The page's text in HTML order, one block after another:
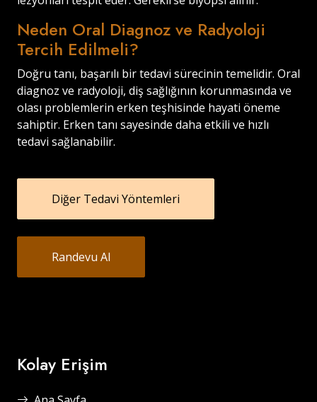
Neden Oral Diagnoz ve Radyoloji
Tercih Edilmeli?
Doğru tanı, başarılı bir tedavi sürecinin temelidir. Oral
diagnoz ve radyoloji, diş sağlığının korunmasında ve
olası problemlerin erken teşhisinde hayati öneme
sahiptir. Erken tanı sayesinde daha etkili ve hızlı
tedavi sağlanabilir.
Diğer Tedavi Yöntemleri
Randevu Al
Kolay Erişim